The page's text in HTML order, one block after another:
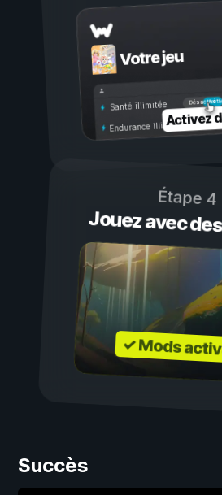
Votre jeu
Désactivé
Santé illimitée
Endurance illimitéeActivez
Étape 4
Jouez avec
✓ Mods
Succès